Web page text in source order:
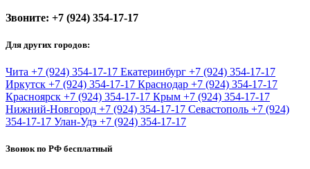
Звоните: +7 (924) 354-17-17
Для других городов:
Чита +7 (924) 354-17-17 Екатеринбург +7 (924) 354-17-17
Иркутск +7 (924) 354-17-17 Краснодар +7 (924) 354-17-17
Красноярск +7 (924) 354-17-17 Крым +7 (924) 354-17-17
Нижний-Новгород +7 (924) 354-17-17 Севастополь +7 (924)
354-17-17 Улан-Удэ +7 (924) 354-17-17
Звонок по РФ бесплатный